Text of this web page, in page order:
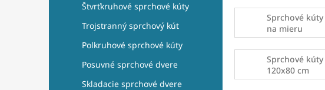
Štvrťkruhové sprchové kúty
Trojstranný sprchový kút
Polkruhové sprchové kúty
Posuvné sprchové dvere
Skladacie sprchové dvere
Sprchové kúty
na mieru
Sprchové kúty
120x80 cm